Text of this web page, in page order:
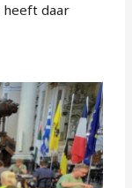
heeft daar